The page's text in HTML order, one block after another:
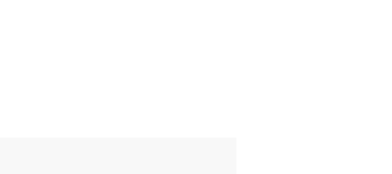
sind - im häuslichen Bereich,
Beratung und Begleitung